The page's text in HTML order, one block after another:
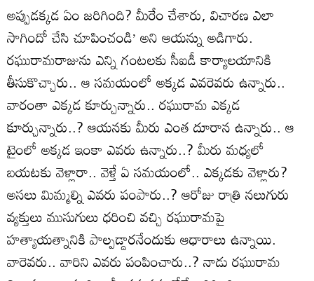
అప్పుడక్కడ ఏం జరిగింది? మీరేం చేశారు, విచారణ ఎలా
సాగిందో చేసి చూపించండి’ అని ఆయన్ను అడిగారు.
రఘురామరాజును ఎన్ని గంటలకు సీఐడీ కార్యాలయానికి
తీసుకొచ్చారు.. ఆ సమయంలో అక్కడ ఎవరెవరు ఉన్నారు..
వారంతా ఎక్కడ కూర్చున్నారు.. రఘురామ ఎక్కడ
కూర్చున్నారు..? ఆయనకు మీరు ఎంత దూరాన ఉన్నారు.. ఆ
టైంలో అక్కడ ఇంకా ఎవరు ఉన్నారు..? మీరు మధ్యలో
బయటకు వెళ్లారా.. వెళ్తే ఏ సమయంలో.. ఎక్కడకు వెళ్లారు?
అసలు మిమ్మల్ని ఎవరు పంపారు..? ఆరోజు రాత్రి నలుగురు
వ్యక్తులు ముసుగులు ధరించి వచ్చి రఘురామపై
హత్యాయత్నానికి పాల్పడ్డారనేందుకు ఆధారాలు ఉన్నాయి.
వారెవరు.. వారిని ఎవరు పంపించారు..? నాడు రఘురామ